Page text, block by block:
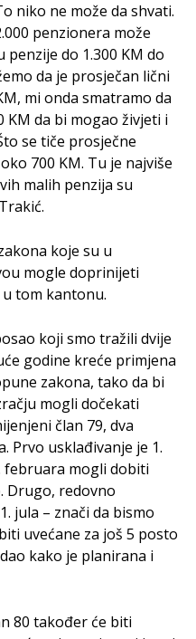
niko ne može da shvati.
penzionera može
penzije do 1.300 KM do
da je prosječan lični
mi onda smatramo da
KM da bi mogao živjeti i
se tiče prosječne
700 KM. Tu je najviše
malih penzija su
koje su u
mogle doprinijeti
tom kantonu.
koji smo tražili dvije
godine kreće primjena
zakona, tako da bi
mogli dočekati
član 79, dva
Prvo usklađivanje je 1.
februara mogli dobiti
Drugo, redovno
jula – znači da bismo
uvećane za još 5 posto
kako je planirana i
80 također će biti